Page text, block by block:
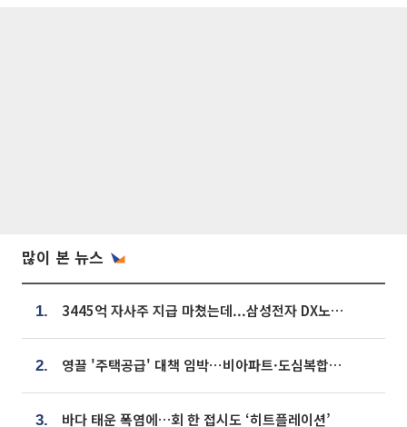
많이 본 뉴스
1. 3445억 자사주 지급 마쳤는데...삼성전자 DX노조, 뒤늦은 '떼쓰기 집회'
2. 영끌 '주택공급' 대책 임박⋯비아파트·도심복합까지 총동원
3. 바다 태운 폭염에…회 한 접시도 ‘히트플레이션’